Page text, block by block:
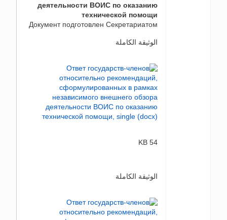
деятельности ВОИС по оказанию
технической помощи
Документ подготовлен Секретариатом
الوثيقة الكاملة
54 KB
الوثيقة الكاملة